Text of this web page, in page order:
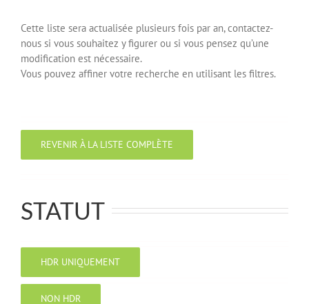
Cette liste sera actualisée plusieurs fois par an, contactez-
nous si vous souhaitez y figurer ou si vous pensez qu’une
modification est nécessaire.
Vous pouvez affiner votre recherche en utilisant les filtres.
REVENIR À LA LISTE COMPLÈTE
STATUT
HDR UNIQUEMENT
NON HDR